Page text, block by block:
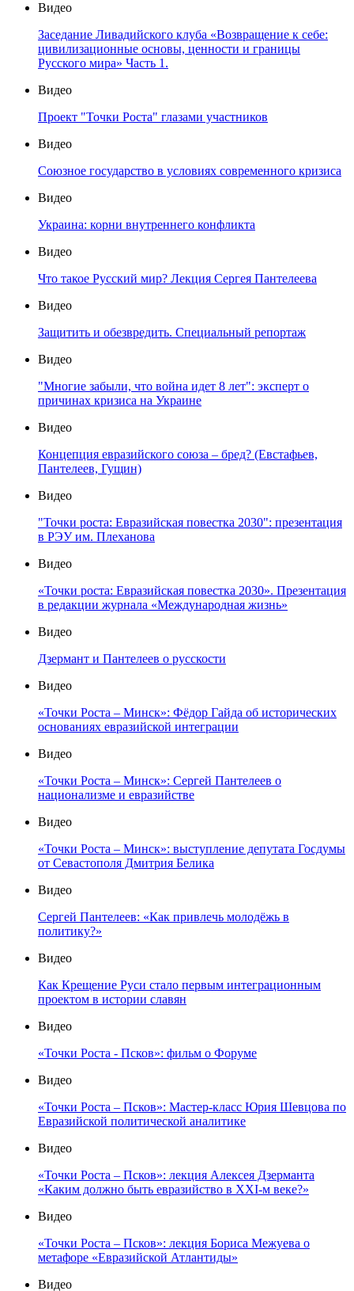
Видео
Заседание Ливадийского клуба «Возвращение к себе:
цивилизационные основы, ценности и границы
Русского мира» Часть 1.
Видео
Проект "Точки Роста" глазами участников
Видео
Союзное государство в условиях современного кризиса
Видео
Украина: корни внутреннего конфликта
Видео
Что такое Русский мир? Лекция Сергея Пантелеева
Видео
Защитить и обезвредить. Специальный репортаж
Видео
"Многие забыли, что война идет 8 лет": эксперт о
причинах кризиса на Украине
Видео
Концепция евразийского союза – бред? (Евстафьев,
Пантелеев, Гущин)
Видео
"Точки роста: Евразийская повестка 2030": презентация
в РЭУ им. Плеханова
Видео
«Точки роста: Евразийская повестка 2030». Презентация
в редакции журнала «Международная жизнь»
Видео
Дзермант и Пантелеев о русскости
Видео
«Точки Роста – Минск»: Фёдор Гайда об исторических
основаниях евразийской интеграции
Видео
«Точки Роста – Минск»: Сергей Пантелеев о
национализме и евразийстве
Видео
«Точки Роста – Минск»: выступление депутата Госдумы
от Севастополя Дмитрия Белика
Видео
Сергей Пантелеев: «Как привлечь молодёжь в
политику?»
Видео
Как Крещение Руси стало первым интеграционным
проектом в истории славян
Видео
«Точки Роста - Псков»: фильм о Форуме
Видео
«Точки Роста – Псков»: Мастер-класс Юрия Шевцова по
Евразийской политической аналитике
Видео
«Точки Роста – Псков»: лекция Алексея Дзерманта
«Каким должно быть евразийство в XXI-м веке?»
Видео
«Точки Роста – Псков»: лекция Бориса Межуева о
метафоре «Евразийской Атлантиды»
Видео